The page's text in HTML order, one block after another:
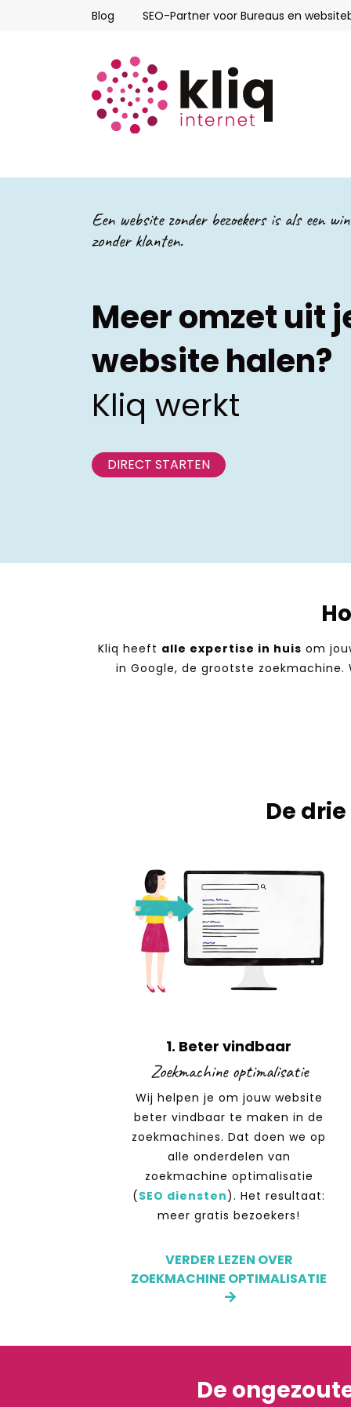
Blog SEO-Partner voor Bureaus en
Een website zonder bezoekers is als een
zonder klanten.
Meer omzet uit
website halen?
Kliq werkt
DIRECT STARTEN
Kliq heeft alle expertise in huis om
in Google, de grootste
De
1. Beter vindbaar
Zoekmachine optimalisatie
Wij helpen je om jouw website
beter vindbaar te maken in de
zoekmachines. Dat doen we op
alle onderdelen van
zoekmachine optimalisatie
(SEO diensten). Het resultaat:
meer gratis bezoekers!
VERDER LEZEN OVER
ZOEKMACHINE OPTIMALISATIE
De